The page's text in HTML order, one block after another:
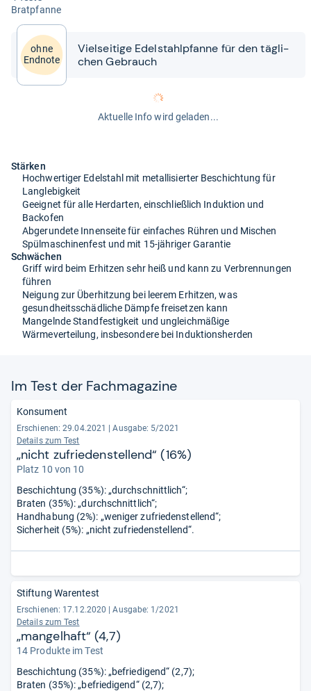
Brat­pfanne
ohne
Endnote
Viel­sei­tige Edel­stahl­pfanne für den täg­li­
chen Gebrauch
Aktuelle Info wird geladen...
Stärken
Hochwertiger Edelstahl mit metallisierter Beschichtung für
Langlebigkeit
Geeignet für alle Herdarten, einschließlich Induktion und
Backofen
Abgerundete Innenseite für einfaches Rühren und Mischen
Spülmaschinenfest und mit 15-jähriger Garantie
Schwächen
Griff wird beim Erhitzen sehr heiß und kann zu Verbrennungen
führen
Neigung zur Überhitzung bei leerem Erhitzen, was
gesundheitsschädliche Dämpfe freisetzen kann
Mangelnde Standfestigkeit und ungleichmäßige
Wärmeverteilung, insbesondere bei Induktionsherden
Im Test der Fach­ma­ga­zine
Konsument
Erschienen: 29.04.2021
Ausgabe: 5/2021
Details zum Test
„nicht zufriedenstellend“ (16%)
Platz 10 von 10
Beschichtung (35%): „durchschnittlich“;
Braten (35%): „durchschnittlich“;
Handhabung (2%): „weniger zufriedenstellend“;
Sicherheit (5%): „nicht zufriedenstellend“.
Stiftung Warentest
Erschienen: 17.12.2020
Ausgabe: 1/2021
Details zum Test
„mangelhaft“ (4,7)
14 Produkte im Test
Beschichtung (35%): „befriedigend“ (2,7);
Braten (35%): „befriedigend“ (2,7);